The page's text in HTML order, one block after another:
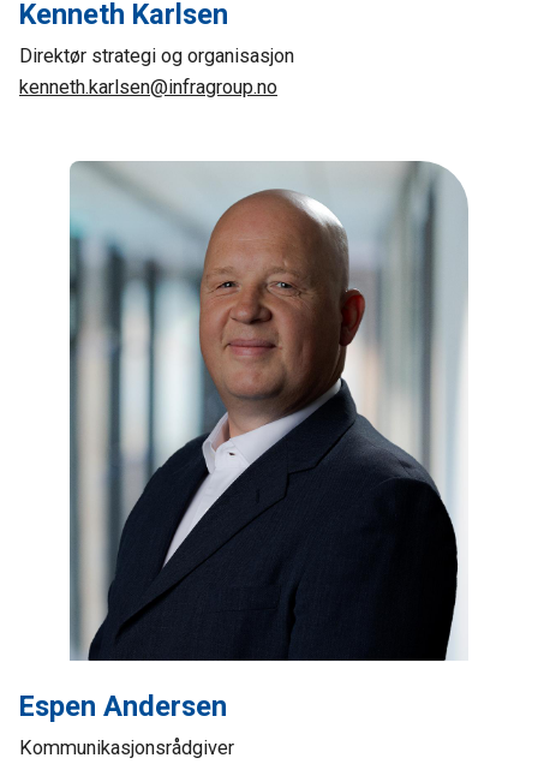
Kenneth Karlsen
Direktør strategi og organisasjon
kenneth.karlsen@infragroup.no
Espen Andersen
Kommunikasjonsrådgiver